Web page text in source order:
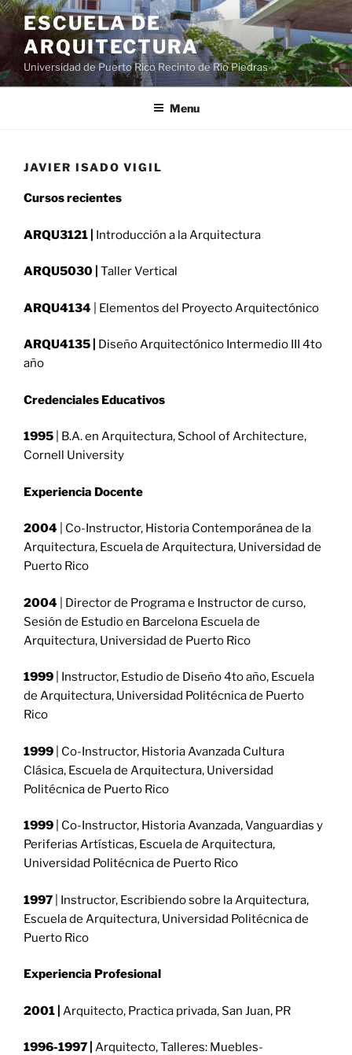
ESCUELA DE
ARQUITECTURA
Universidad de Puerto Rico Recinto de Río Piedras
Menu
JAVIER ISADO VIGIL
Cursos recientes
ARQU3121 | Introducción a la Arquitectura
ARQU5030 | Taller Vertical
ARQU4134 | Elementos del Proyecto Arquitectónico
ARQU4135 | Diseño Arquitectónico Intermedio III 4to
año
Credenciales Educativos
1995 | B.A. en Arquitectura, School of Architecture,
Cornell University
Experiencia Docente
2004 | Co-Instructor, Historia Contemporánea de la
Arquitectura, Escuela de Arquitectura, Universidad de
Puerto Rico
2004 | Director de Programa e Instructor de curso,
Sesión de Estudio en Barcelona Escuela de
Arquitectura, Universidad de Puerto Rico
1999 | Instructor, Estudio de Diseño 4to año, Escuela
de Arquitectura, Universidad Politécnica de Puerto
Rico
1999 | Co-Instructor, Historia Avanzada Cultura
Clásica, Escuela de Arquitectura, Universidad
Politécnica de Puerto Rico
1999
| Co-Instructor, Historia Avanzada, Vanguardias y
Periferias Artísticas, Escuela de Arquitectura,
Universidad Politécnica de Puerto Rico
1997
| Instructor, Escribiendo sobre la Arquitectura,
Escuela de Arquitectura, Universidad Politécnica de
Puerto Rico
Experiencia Profesional
2001 | Arquitecto, Practica privada, San Juan, PR
1996-1997 | Arquitecto, Talleres: Muebles-